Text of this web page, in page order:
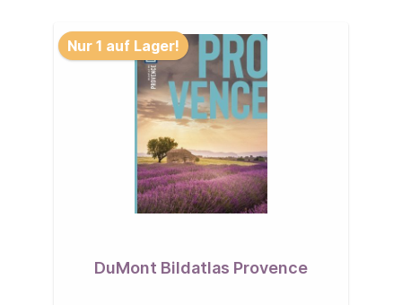
Nur 1 auf Lager!
DuMont Bildatlas Provence